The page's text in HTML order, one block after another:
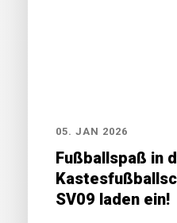
05. JAN 2026
Fußballspaß in
SV09 laden ein!